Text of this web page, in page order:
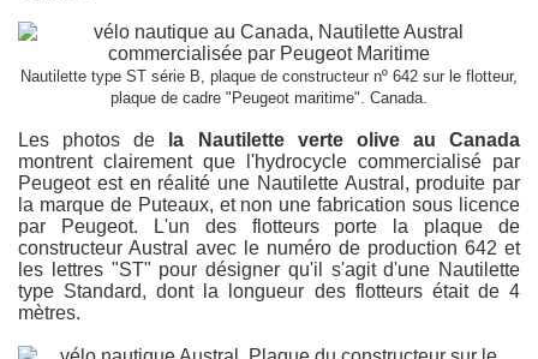
Nautilette type ST série B, plaque de constructeur nº 642 sur le flotteur,
plaque de cadre "Peugeot maritime". Canada.
Les photos de
la Nautilette verte olive au Canada
montrent clairement que l'hydrocycle commercialisé par
Peugeot est en réalité une Nautilette Austral, produite par
la marque de Puteaux, et non une fabrication sous licence
par Peugeot. L'un des flotteurs porte la plaque de
constructeur Austral avec le numéro de production 642 et
les lettres "ST" pour désigner qu'il s'agit d'une Nautilette
type Standard, dont la longueur des flotteurs était de 4
mètres.